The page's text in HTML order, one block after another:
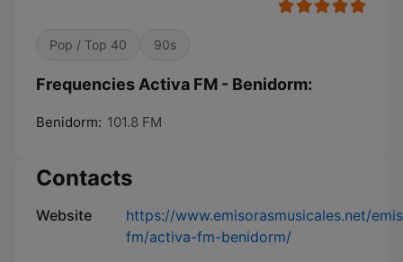
Pop / Top 40 90s
Frequencies Activa FM - Benidorm:
Benidorm: 101.8 FM
Contacts
Website
https://www.emisorasmusicales.net/
fm/activa-fm-benidorm/